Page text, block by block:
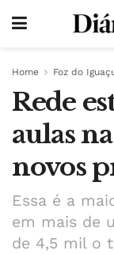
Home Foz do
Rede
aulas
novos
Essa é a
em mais de
de 4,5 mil o